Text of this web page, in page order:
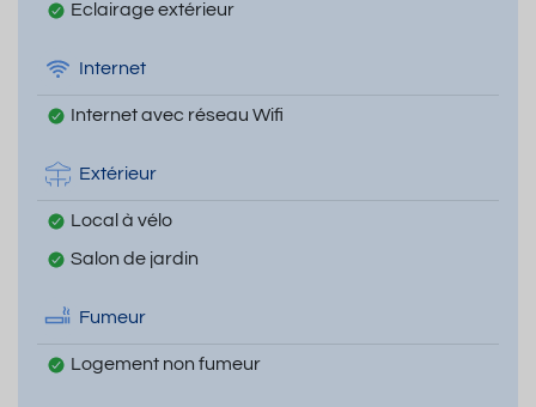
Eclairage extérieur
Internet
Internet avec réseau Wifi
Extérieur
Local à vélo
Salon de jardin
Fumeur
Logement non fumeur